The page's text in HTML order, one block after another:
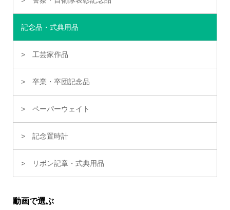
記念品・式典用品
工芸家作品
卒業・卒団記念品
ペーパーウェイト
記念置時計
リボン記章・式典用品
動画で選ぶ